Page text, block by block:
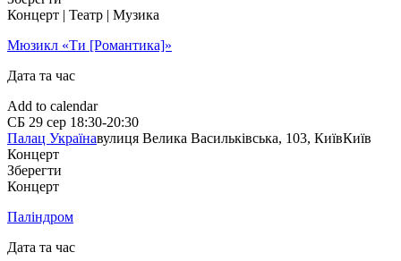
Концерт | Театр | Музика
Мюзикл «Ти [Романтика]»
Дата та час
Add to calendar
СБ 29 сер 18:30-20:30
Палац Українавулиця Велика Васильківська, 103, КиївКиїв
Концерт
Зберегти
Концерт
Паліндром
Дата та час